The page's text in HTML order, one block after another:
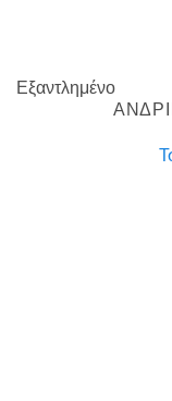
Εξαντλημένο